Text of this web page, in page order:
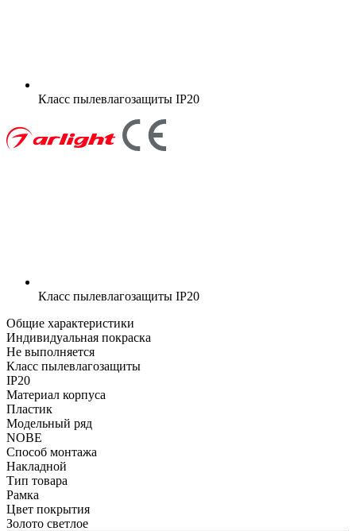
Класс пылевлагозащиты IP20
Класс пылевлагозащиты IP20
Общие характеристики
Индивидуальная покраска
Не выполняется
Класс пылевлагозащиты
IP20
Материал корпуса
Пластик
Модельный ряд
NOBE
Способ монтажа
Накладной
Тип товара
Рамка
Цвет покрытия
Золото светлое